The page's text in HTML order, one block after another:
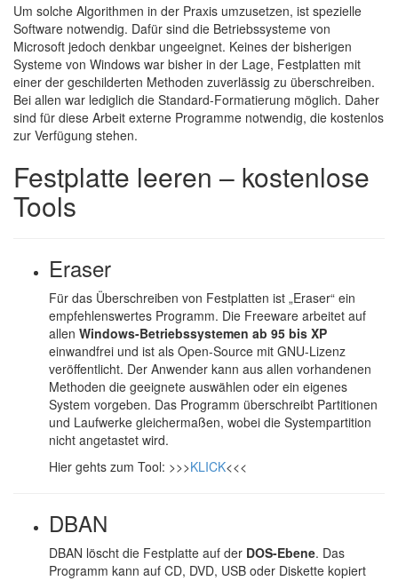
Um solche Algorithmen in der Praxis umzusetzen, ist spezielle
Software notwendig. Dafür sind die Betriebssysteme von
Microsoft jedoch denkbar ungeeignet. Keines der bisherigen
Systeme von Windows war bisher in der Lage, Festplatten mit
einer der geschilderten Methoden zuverlässig zu überschreiben.
Bei allen war lediglich die Standard-Formatierung möglich. Daher
sind für diese Arbeit externe Programme notwendig, die kostenlos
zur Verfügung stehen.
Festplatte leeren – kostenlose
Tools
Eraser
Für das Überschreiben von Festplatten ist „Eraser“ ein
empfehlenswertes Programm. Die Freeware arbeitet auf
allen Windows-Betriebssystemen ab 95 bis XP
einwandfrei und ist als Open-Source mit GNU-Lizenz
veröffentlicht. Der Anwender kann aus allen vorhandenen
Methoden die geeignete auswählen oder ein eigenes
System vorgeben. Das Programm überschreibt Partitionen
und Laufwerke gleichermaßen, wobei die Systempartition
nicht angetastet wird.
Hier gehts zum Tool: >>>KLICK<<<
DBAN
DBAN löscht die Festplatte auf der DOS-Ebene. Das
Programm kann auf CD, DVD, USB oder Diskette kopiert